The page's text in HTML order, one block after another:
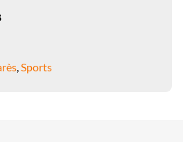
,Sports